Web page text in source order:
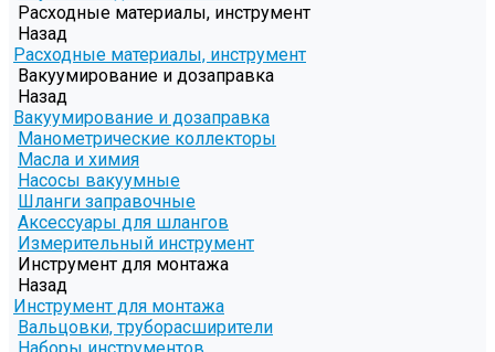
Расходные материалы, инструмент
Назад
Расходные материалы, инструмент
Вакуумирование и дозаправка
Назад
Вакуумирование и дозаправка
Манометрические коллекторы
Масла и химия
Насосы вакуумные
Шланги заправочные
Аксессуары для шлангов
Измерительный инструмент
Инструмент для монтажа
Назад
Инструмент для монтажа
Вальцовки, труборасширители